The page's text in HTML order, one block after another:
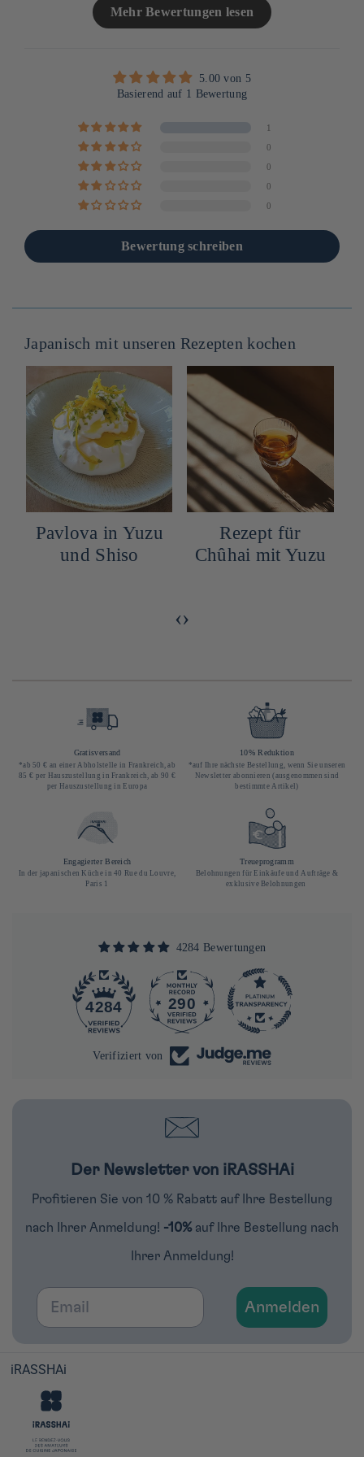
Mehr Bewertungen lesen
5.00 von 5
Basierend auf 1 Bewertung
1
0
0
0
0
Bewertung schreiben
Japanisch mit unseren Rezepten kochen
Pavlova in Yuzu
und Shiso
Rezept für
Chûhai mit Yuzu
‹›
Gratisversand
*ab 50 € an einer Abholstelle in Frankreich, ab
85 € per Hauszustellung in Frankreich, ab 90 €
per Hauszustellung in Europa
10% Reduktion
*auf Ihre nächste Bestellung, wenn Sie unseren
Newsletter abonnieren (ausgenommen sind
bestimmte Artikel)
Engagierter Bereich
In der japanischen Küche in 40 Rue du Louvre,
Paris 1
Treueprogramm
Belohnungen für Einkäufe und Aufträge &
exklusive Belohnungen
4284 Bewertungen
4284 290
Verifiziert von
Der Newsletter von iRASSHAi
Profitieren Sie von 10 % Rabatt auf Ihre Bestellung
nach Ihrer Anmeldung! -10% auf Ihre Bestellung nach
Ihrer Anmeldung!
Email
Anmelden
iRASSHAi